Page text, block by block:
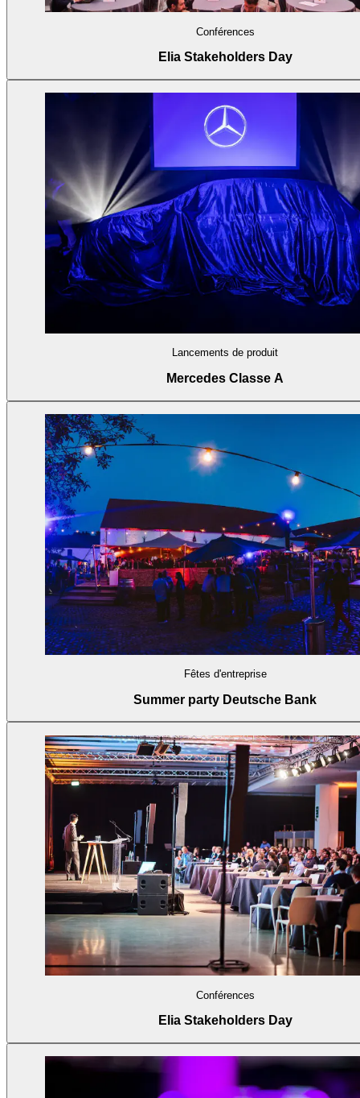
Conférences
Elia Stakeholders Day
Lancements de produit
Mercedes Classe A
Fêtes d'entreprise
Summer party Deutsche Bank
Conférences
Elia Stakeholders Day